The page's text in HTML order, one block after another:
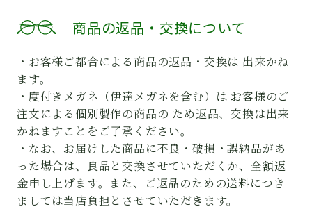
商品の返品・交換について
・お客様ご都合による商品の返品・交換は 出来かね
ます。
・度付きメガネ（伊達メガネを含む）は お客様のご
注文による個別製作の商品の ため返品、交換は出来
かねますことをご了承ください。
・なお、お届けした商品に不良・破損・誤納品があ
った場合は、良品と交換させていただくか、全額返
金申し上げます。また、ご返品のための送料につき
ましては当店負担とさせていただきます。